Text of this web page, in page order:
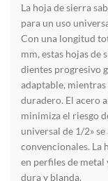
La hoja de sierra
para un uso
Con una longitud
mm, estas hojas de
dientes progresivo
adaptable,
duradero. El acero
minimiza el riesgo
universal de 1/2»
convencionales. La
en perfiles de metal
dura y blanda.